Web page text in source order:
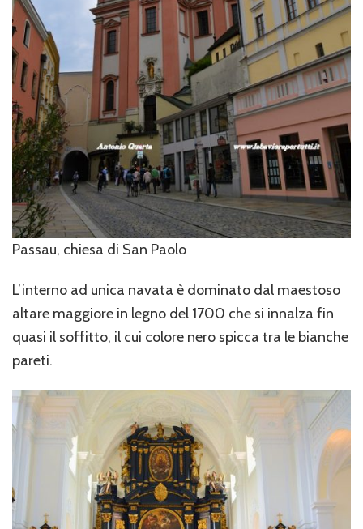
Passau, chiesa di San Paolo
L’interno ad unica navata è dominato dal maestoso
altare maggiore in legno del 1700 che si innalza fin
quasi il soffitto, il cui colore nero spicca tra le bianche
pareti.